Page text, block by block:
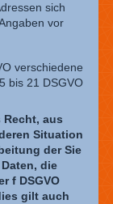
sich
vor
verschiedene
bis 21 DSGVO
aus
Situation
der Sie
die
f DSGVO
gilt auch